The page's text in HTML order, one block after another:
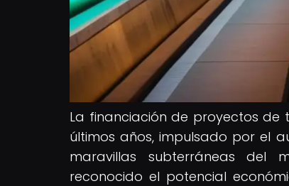
La financiación de proyectos de
últimos años, impulsado por el
maravillas subterráneas del
reconocido el potencial